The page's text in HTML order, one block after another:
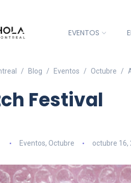
EVENTOS
Blog Eventos Octubre
Festival
Eventos, Octubre octubre 16,